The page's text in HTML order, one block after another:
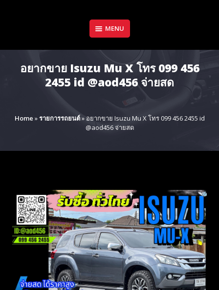
MENU
อยากขาย Isuzu Mu X โทร 099 456
2455 id @aod456 จ่ายสด
Home »รายการรถยนต์» อยากขาย Isuzu Mu X โทร 099 456 2455 id
@aod456 จ่ายสด